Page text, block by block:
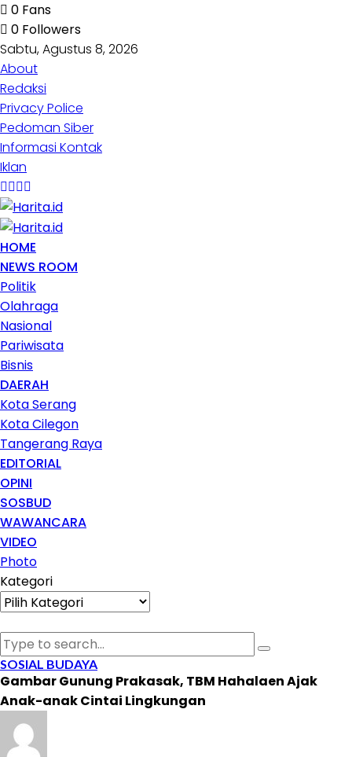
0 Fans
0 Followers
Sabtu, Agustus 8, 2026
About
Redaksi
Privacy Police
Pedoman Siber
Informasi Kontak
Iklan
HOME
NEWS ROOM
Politik
Olahraga
Nasional
Pariwisata
Bisnis
DAERAH
Kota Serang
Kota Cilegon
Tangerang Raya
EDITORIAL
OPINI
SOSBUD
WAWANCARA
VIDEO
Photo
Kategori
Kategori
SOSIAL BUDAYA
Gambar Gunung Prakasak, TBM Hahalaen Ajak
Anak-anak Cintai Lingkungan